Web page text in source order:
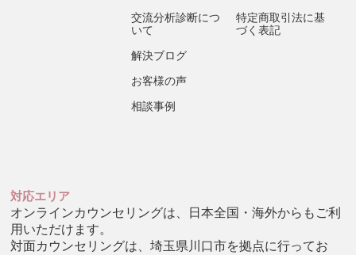
交流分析診断につ
いて
解決ブログ
お客様の声
相談事例
特定商取引法に基
づく表記
対応エリア
オンラインカウンセリングは、日本全国・海外からもご利
用いただけます。
対面カウンセリングは、埼玉県川口市を拠点に行ってお